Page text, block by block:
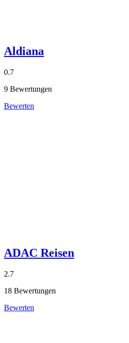
Aldiana
0.7
9 Bewertungen
Bewerten
ADAC Reisen
2.7
18 Bewertungen
Bewerten